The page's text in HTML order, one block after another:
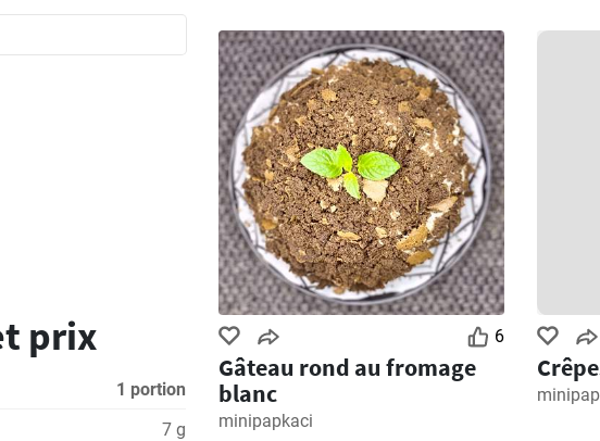
prix
1 portion
7 g
6
Gâteau rond au fromage
blanc
minipapkaci